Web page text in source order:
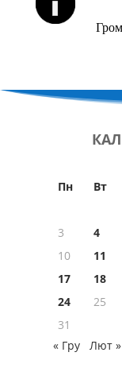
Пн Вт
3
4
10
11
17
18
24
25
31
« Гру
Лют »